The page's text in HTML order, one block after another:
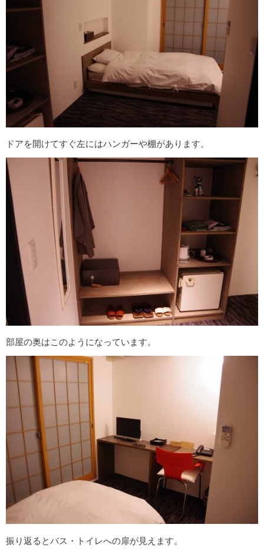
ドアを開けてすぐ左にはハンガーや棚があります。
部屋の奥はこのようになっています。
振り返るとバス・トイレへの扉が見えます。